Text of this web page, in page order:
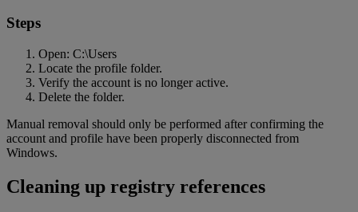
Steps
Open: C:\Users
Locate the profile folder.
Verify the account is no longer active.
Delete the folder.
Manual removal should only be performed after confirming the
account and profile have been properly disconnected from
Windows.
Cleaning up registry references